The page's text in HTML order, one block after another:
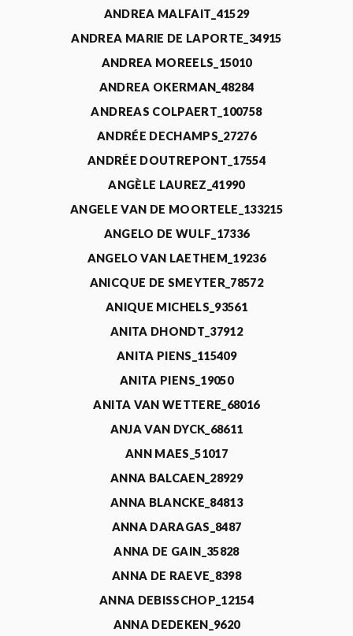
ANDREA MALFAIT_41529
ANDREA MARIE DE LAPORTE_34915
ANDREA MOREELS_15010
ANDREA OKERMAN_48284
ANDREAS COLPAERT_100758
ANDRÉE DECHAMPS_27276
ANDRÉE DOUTREPONT_17554
ANGÈLE LAUREZ_41990
ANGELE VAN DE MOORTELE_133215
ANGELO DE WULF_17336
ANGELO VAN LAETHEM_19236
ANICQUE DE SMEYTER_78572
ANIQUE MICHELS_93561
ANITA DHONDT_37912
ANITA PIENS_115409
ANITA PIENS_19050
ANITA VAN WETTERE_68016
ANJA VAN DYCK_68611
ANN MAES_51017
ANNA BALCAEN_28929
ANNA BLANCKE_84813
ANNA DARAGAS_8487
ANNA DE GAIN_35828
ANNA DE RAEVE_8398
ANNA DEBISSCHOP_12154
ANNA DEDEKEN_9620